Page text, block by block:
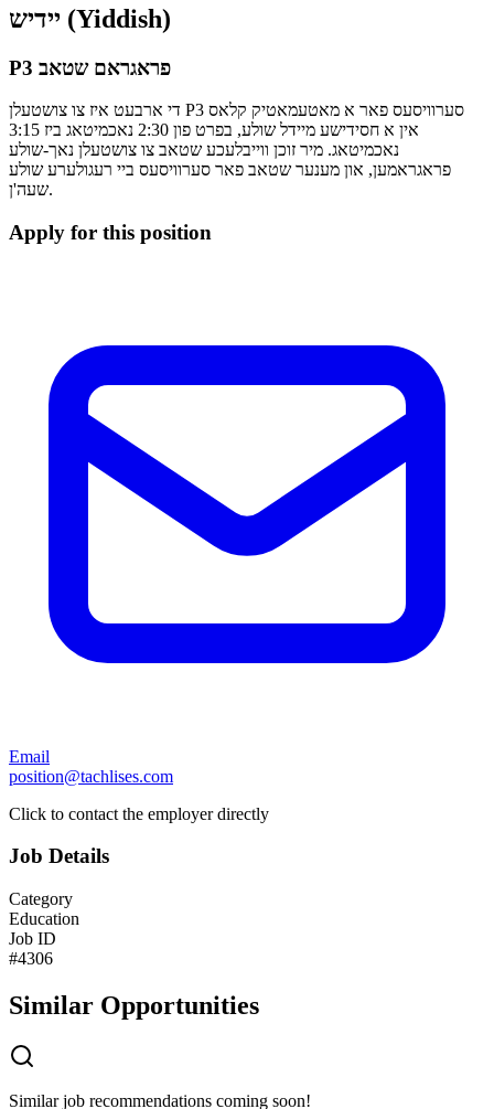
יידיש (Yiddish)
P3 פראגראם שטאב
די ארבעט איז צו צושטעלן P3 סערוויסעס פאר א מאטעמאטיק קלאס
אין א חסידישע מיידל שולע, בפרט פון 2:30 נאכמיטאג ביז 3:15
נאכמיטאג. מיר זוכן ווייבלעכע שטאב צו צושטעלן נאך-שולע
פראגראמען, און מענער שטאב פאר סערוויסעס ביי רעגולערע שולע
שעה'ן.
Apply for this position
Email
position@tachlises.com
Click to contact the employer directly
Job Details
Category
Education
Job ID
#4306
Similar Opportunities
Similar job recommendations coming soon!